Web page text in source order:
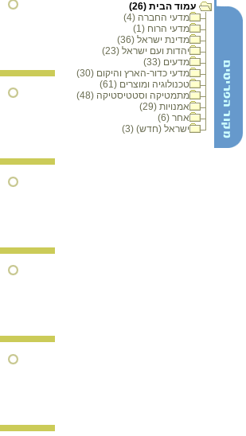
עמוד הבית (26)
מדעי החברה (4)
מדעי הרוח (1)
מדינת ישראל (36)
יהדות ועם ישראל (23)
מדעים (33)
מדעי כדור-הארץ והיקום (30)
טכנולוגיה ומוצרים (61)
מתמטיקה וסטטיסטיקה (48)
אמנויות (29)
אחר (6)
ישראל (חדש) (3)